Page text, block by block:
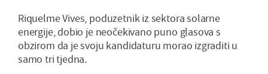
Riquelme Vives, poduzetnik iz sektora solarne
energije, dobio je neočekivano puno glasova s
obzirom da je svoju kandidaturu morao izgraditi u
samo tri tjedna.